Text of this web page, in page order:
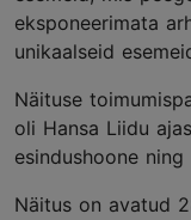
eksponeerimata
unikaalseid
Näituse
oli Hansa Liidu
esindushoone
Näitus on avatud